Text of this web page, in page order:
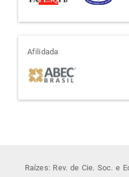
afiliada
Afilidada
Raízes: Rev. de Cie. Soc. e